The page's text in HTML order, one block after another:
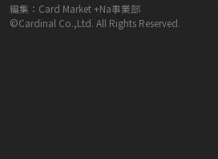
編集：Card Market +Na事業部
©Cardinal Co.,Ltd. All Rights Reserved.